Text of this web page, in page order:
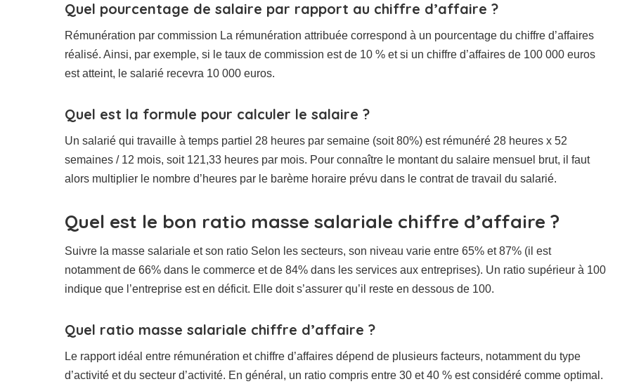
Quel pourcentage de salaire par rapport au chiffre d’affaire ?
Rémunération par commission La rémunération attribuée correspond à un pourcentage du chiffre d’affaires
réalisé. Ainsi, par exemple, si le taux de commission est de 10 % et si un chiffre d’affaires de 100 000 euros
est atteint, le salarié recevra 10 000 euros.
Quel est la formule pour calculer le salaire ?
Un salarié qui travaille à temps partiel 28 heures par semaine (soit 80%) est rémunéré 28 heures x 52
semaines / 12 mois, soit 121,33 heures par mois. Pour connaître le montant du salaire mensuel brut, il faut
alors multiplier le nombre d’heures par le barème horaire prévu dans le contrat de travail du salarié.
Quel est le bon ratio masse salariale chiffre d’affaire ?
Suivre la masse salariale et son ratio Selon les secteurs, son niveau varie entre 65% et 87% (il est
notamment de 66% dans le commerce et de 84% dans les services aux entreprises). Un ratio supérieur à 100
indique que l’entreprise est en déficit. Elle doit s’assurer qu’il reste en dessous de 100.
Quel ratio masse salariale chiffre d’affaire ?
Le rapport idéal entre rémunération et chiffre d’affaires dépend de plusieurs facteurs, notamment du type
d’activité et du secteur d’activité. En général, un ratio compris entre 30 et 40 % est considéré comme optimal.